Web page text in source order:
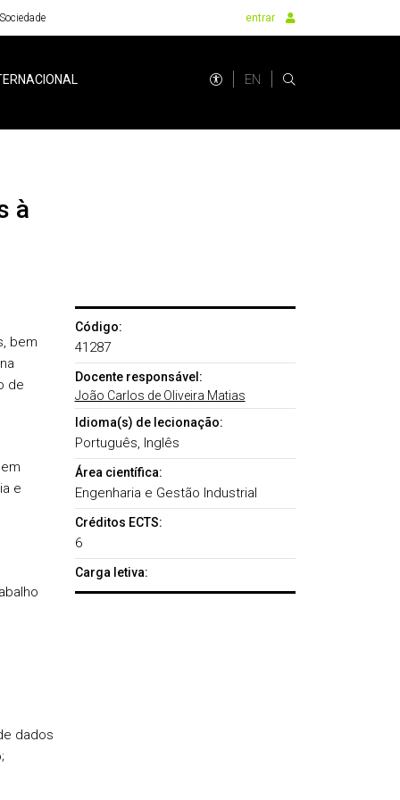
entrar
EN
bem
de
e
dados
Código:
41287
Docente responsável:
João Carlos de Oliveira Matias
Idioma(s) de lecionação:
Português, Inglês
Área científica:
Engenharia e Gestão Industrial
Créditos ECTS:
6
Carga letiva: